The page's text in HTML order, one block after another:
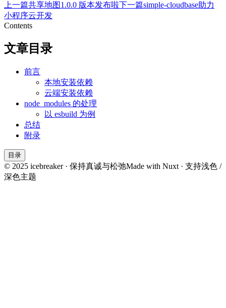
上一篇共享地图1.0.0 版本发布啦 下一篇simple-cloudbase助力
小程序云开发
Contents
文章目录
前言
本地安装依赖
云端安装依赖
node_modules 的处理
以 esbuild 为例
总结
附录
目录
© 2025 icebreaker · 保持真诚与松弛Made with Nuxt · 支持浅色 /
深色主题